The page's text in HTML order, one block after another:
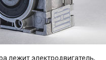
лежит электродвигатель,